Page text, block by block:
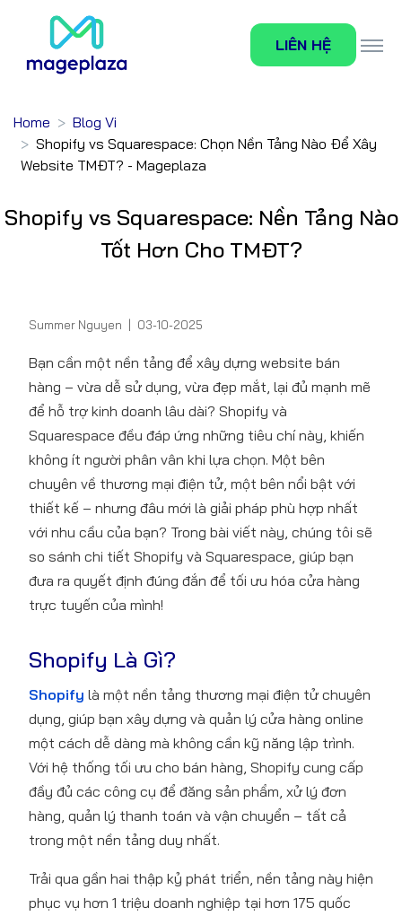
LIÊN HỆ
Home
Blog Vi
Shopify vs Squarespace: Chọn Nền Tảng Nào Để Xây
Website TMĐT? - Mageplaza
Shopify vs Squarespace: Nền Tảng Nào
Tốt Hơn Cho TMĐT?
Summer Nguyen 03-10-2025
Bạn cần một nền tảng để xây dựng website bán
hàng – vừa dễ sử dụng, vừa đẹp mắt, lại đủ mạnh mẽ
để hỗ trợ kinh doanh lâu dài? Shopify và
Squarespace đều đáp ứng những tiêu chí này, khiến
không ít người phân vân khi lựa chọn. Một bên
chuyên về thương mại điện tử, một bên nổi bật với
thiết kế – nhưng đâu mới là giải pháp phù hợp nhất
với nhu cầu của bạn? Trong bài viết này, chúng tôi sẽ
so sánh chi tiết Shopify và Squarespace, giúp bạn
đưa ra quyết định đúng đắn để tối ưu hóa cửa hàng
trực tuyến của mình!
Shopify Là Gì?
Shopify là một nền tảng thương mại điện tử chuyên
dụng, giúp bạn xây dựng và quản lý cửa hàng online
một cách dễ dàng mà không cần kỹ năng lập trình.
Với hệ thống tối ưu cho bán hàng, Shopify cung cấp
đầy đủ các công cụ để đăng sản phẩm, xử lý đơn
hàng, quản lý thanh toán và vận chuyển – tất cả
trong một nền tảng duy nhất.
Trải qua gần hai thập kỷ phát triển, nền tảng này hiện
phục vụ hơn 1 triệu doanh nghiệp tại hơn 175 quốc